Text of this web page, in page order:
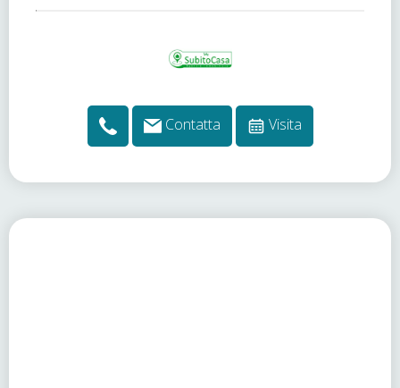
Contatta Visita